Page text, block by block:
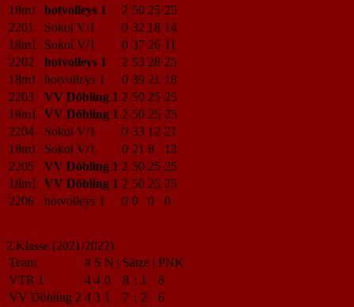
18m1
hotvolleys 1 2 50 25 25
2201
Sokol V/1 0 32 18 14
18m1
Sokol V/1 0 37 26 11
2202
hotvolleys 1 2 53 28 25
18m1
hotvolleys 1 0 39 21 18
2203
VV Döbling 1 2 50 25 25
18m1
VV Döbling 1 2 50 25 25
2204
Sokol V/1 0 33 12 21
18m1
Sokol V/1 0 21 8
13
2205
VV Döbling 1 2 50 25 25
18m1
VV Döbling 1 2 50 25 25
2206
hotvolleys 1 0 0 0 0
2.Klasse (2021/2022)
Team
# S N | Sätze | PNK
VTR 1
4 4 0 8 : 1
8
VV Döbling 2 4 3 1 7 : 2
6